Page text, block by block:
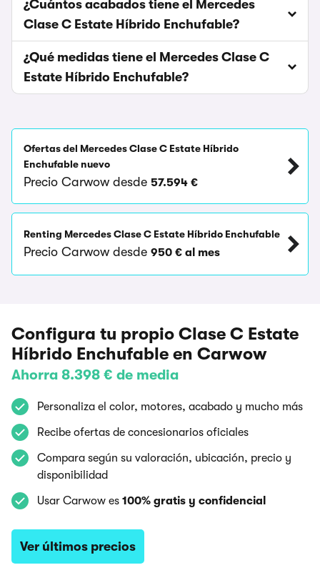
¿Cuántos acabados tiene el Mercedes
Clase C Estate Híbrido Enchufable?
¿Qué medidas tiene el Mercedes Clase C
Estate Híbrido Enchufable?
Ofertas del Mercedes Clase C Estate Híbrido
Enchufable nuevo
Precio Carwow desde 57.594 €
Renting Mercedes Clase C Estate Híbrido Enchufable
Precio Carwow desde 950 € al mes
Configura tu propio Clase C Estate
Híbrido Enchufable en Carwow
Ahorra 8.398 € de media
Personaliza el color, motores, acabado y mucho más
Recibe ofertas de concesionarios oficiales
Compara según su valoración, ubicación, precio y
disponibilidad
Usar Carwow es 100% gratis y confidencial
Ver últimos precios